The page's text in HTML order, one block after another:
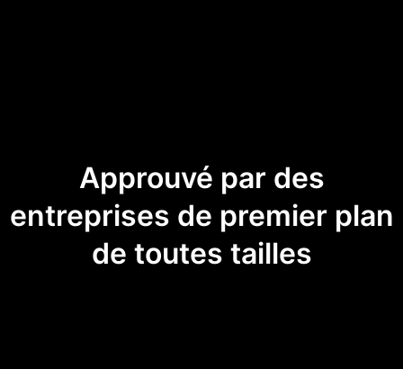
Approuvé par des
entreprises de premier plan
de toutes tailles